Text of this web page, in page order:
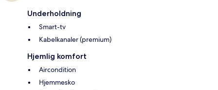
Underholdning
Smart-tv
Kabelkanaler (premium)
Hjemlig komfort
Aircondition
Hjemmesko